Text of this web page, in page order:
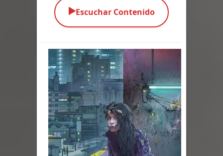
los Vivos
Parte 01: Escondido a Plena Luz
Parte 02: El Enemigo de mi Enemigo
Parte 06: Coletazos
Parte 05: Los Horrores del Infierno
▶️Escuchar Contenido